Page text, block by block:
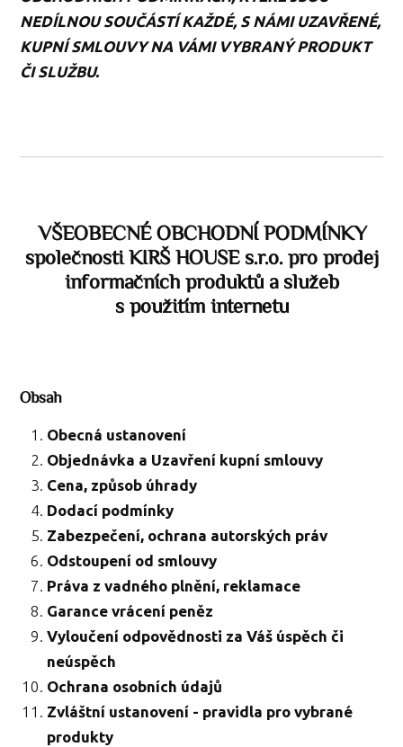
NEDÍLNOU SOUČÁSTÍ KAŽDÉ, S NÁMI UZAVŘENÉ,
KUPNÍ SMLOUVY NA VÁMI VYBRANÝ PRODUKT
ČI SLUŽBU.
VŠEOBECNÉ OBCHODNÍ PODMÍNKY
společnosti KIRŠ HOUSE s.r.o. pro prodej
informačních produktů a služeb
s použitím internetu
Obsah
Obecná ustanovení
Objednávka a Uzavření kupní smlouvy
Cena, způsob úhrady
Dodací podmínky
Zabezpečení, ochrana autorských práv
Odstoupení od smlouvy
Práva z vadného plnění, reklamace
Garance vrácení peněz
Vyloučení odpovědnosti za Váš úspěch či
neúspěch
Ochrana osobních údajů
Zvláštní ustanovení - pravidla pro vybrané
produkty